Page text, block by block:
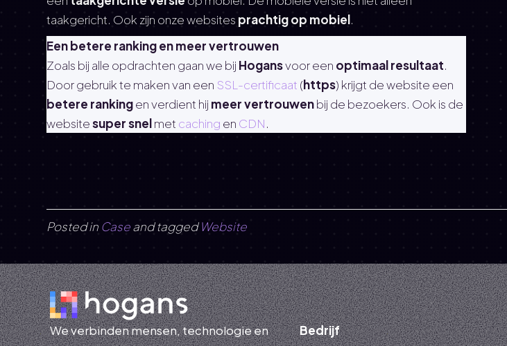
taakgericht. Ook zijn onze websites prachtig op mobiel.
Een betere ranking en meer vertrouwen
Zoals bij alle opdrachten gaan we bij Hogansvoor een optimaal resultaat.
Door gebruik te maken van een SSL-certificaat (https) krijgt de website een
betere rankingen verdient hij meer vertrouwenbij de bezoekers. Ook is de
websitesuper snelmet caching en CDN.
Posted in Caseand taggedWebsite
We verbinden mensen, technologie en
Bedrijf